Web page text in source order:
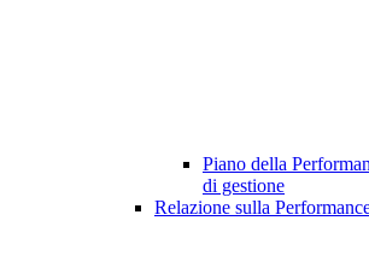
Piano della
di gestione
Relazione sulla